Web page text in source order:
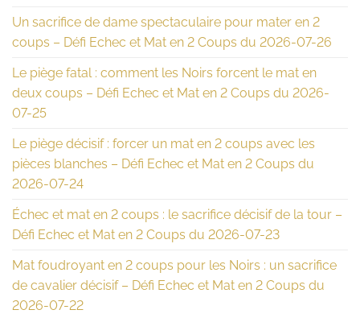
Un sacrifice de dame spectaculaire pour mater en 2
coups – Défi Echec et Mat en 2 Coups du 2026-07-26
Le piège fatal : comment les Noirs forcent le mat en
deux coups – Défi Echec et Mat en 2 Coups du 2026-
07-25
Le piège décisif : forcer un mat en 2 coups avec les
pièces blanches – Défi Echec et Mat en 2 Coups du
2026-07-24
Échec et mat en 2 coups : le sacrifice décisif de la tour –
Défi Echec et Mat en 2 Coups du 2026-07-23
Mat foudroyant en 2 coups pour les Noirs : un sacrifice
de cavalier décisif – Défi Echec et Mat en 2 Coups du
2026-07-22